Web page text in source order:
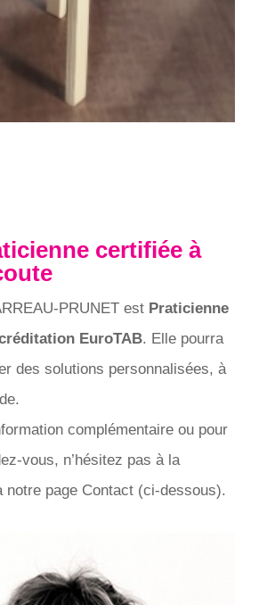
certifiée à
PRUNET est Praticienne
EuroTAB. Elle pourra
des solutions personnalisées, à
complémentaire ou pour
vous, n’hésitez pas à la
notre page Contact (ci-dessous).